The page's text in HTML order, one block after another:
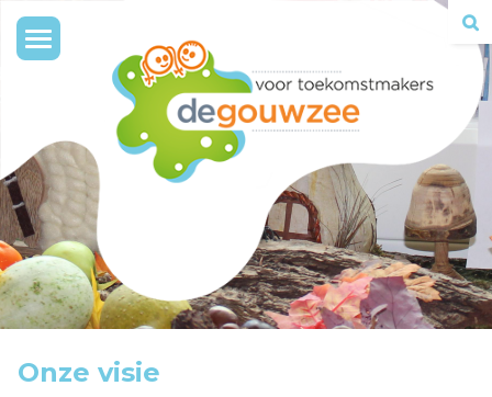
Toggle
navigation
Onze visie